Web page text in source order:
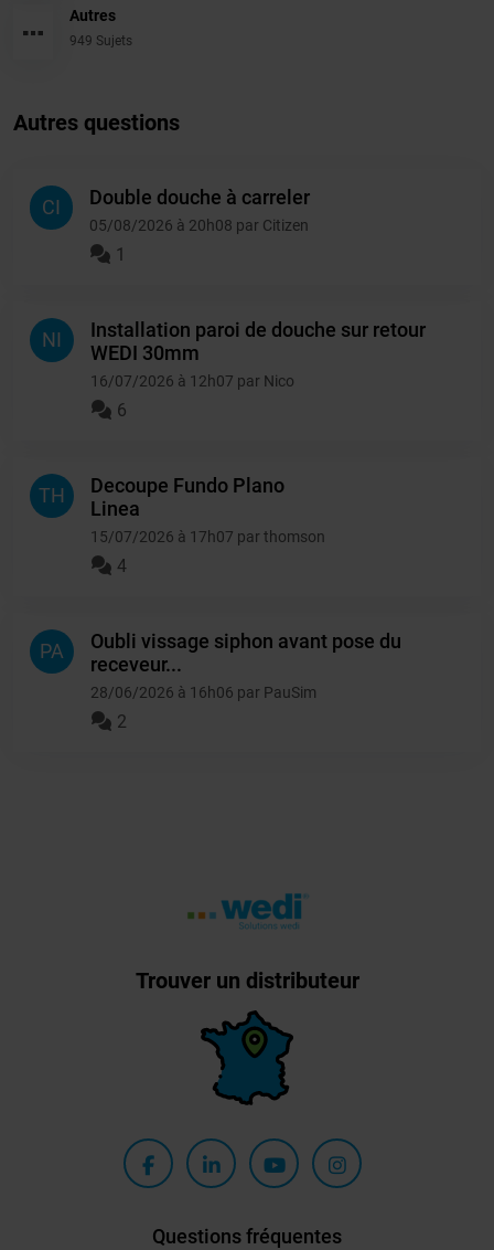
Autres
949 Sujets
Autres questions
CI Double douche à carreler
05/08/2026 à 20h08 par Citizen
1
NI
Installation paroi de douche sur retour
WEDI 30mm
16/07/2026 à 12h07 par Nico
6
TH
Decoupe Fundo Plano
Linea
15/07/2026 à 17h07 par thomson
4
PA
Oubli vissage siphon avant pose du
receveur...
28/06/2026 à 16h06 par PauSim
2
Trouver un distributeur
Questions fréquentes